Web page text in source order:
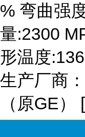
% 弯曲强
量:2300
形温度
生产厂商
（原GE